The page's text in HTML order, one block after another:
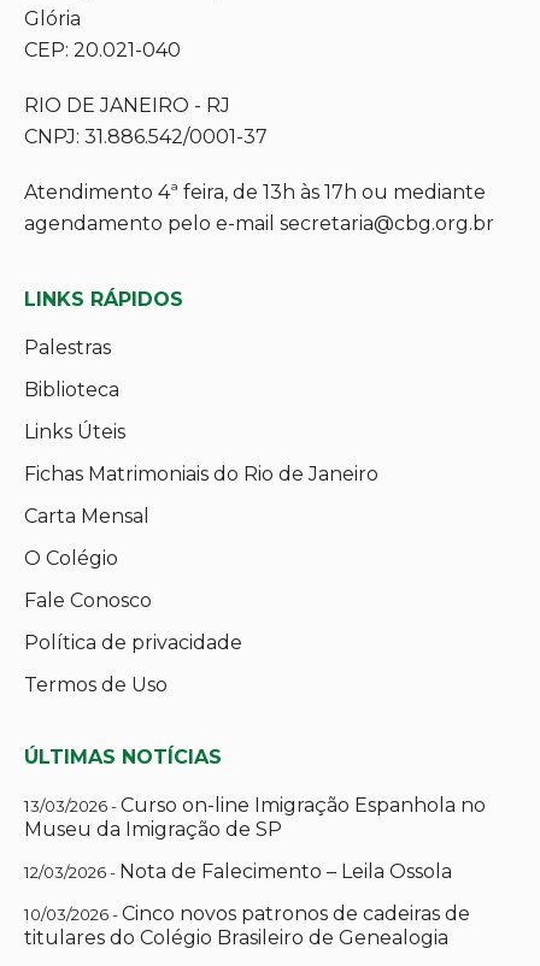
Glória
CEP: 20.021-040
RIO DE JANEIRO - RJ
CNPJ: 31.886.542/0001-37
Atendimento 4ª feira, de 13h às 17h ou mediante
agendamento pelo e-mail secretaria@cbg.org.br
LINKS RÁPIDOS
Palestras
Biblioteca
Links Úteis
Fichas Matrimoniais do Rio de Janeiro
Carta Mensal
O Colégio
Fale Conosco
Política de privacidade
Termos de Uso
ÚLTIMAS NOTÍCIAS
13/03/2026 -Curso on-line Imigração Espanhola no
Museu da Imigração de SP
12/03/2026 - Nota de Falecimento – Leila Ossola
10/03/2026 -Cinco novos patronos de cadeiras de
titulares do Colégio Brasileiro de Genealogia